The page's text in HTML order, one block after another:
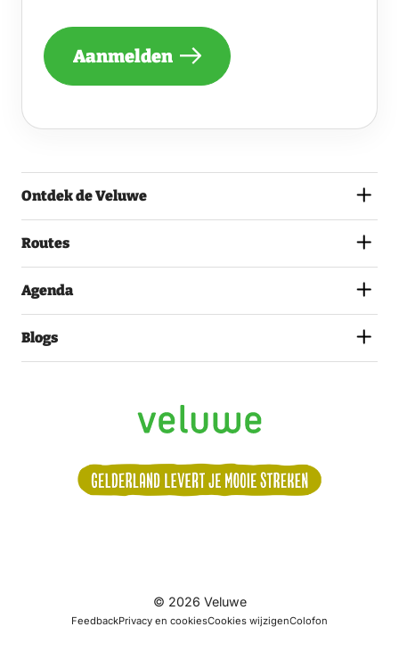
EEN
ONTVANGEN
EN
HET
Aanmelden
Ontdek de Veluwe
Routes
Agenda
Blogs
ons:
© 2026 Veluwe
FeedbackPrivacy en cookiesCookies wijzigenColofon